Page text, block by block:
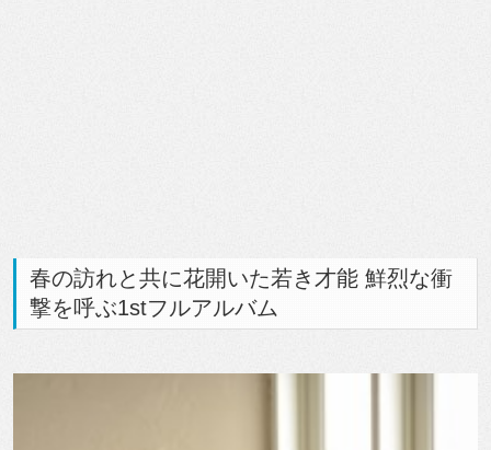
春の訪れと共に花開いた若き才能 鮮烈な衝
撃を呼ぶ1stフルアルバム